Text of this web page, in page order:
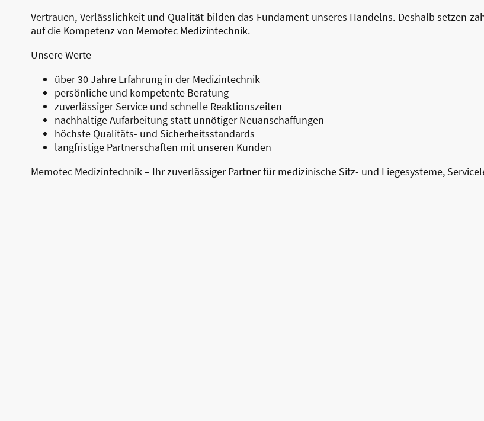
Vertrauen, Verlässlichkeit und Qualität bilden das Fundament unseres Handelns. Deshalb setzen
auf die Kompetenz von Memotec Medizintechnik.
Unsere Werte
über 30 Jahre Erfahrung in der Medizintechnik
persönliche und kompetente Beratung
zuverlässiger Service und schnelle Reaktionszeiten
nachhaltige Aufarbeitung statt unnötiger Neuanschaffungen
höchste Qualitäts- und Sicherheitsstandards
langfristige Partnerschaften mit unseren Kunden
Memotec Medizintechnik – Ihr zuverlässiger Partner für medizinische Sitz- und Liegesysteme,